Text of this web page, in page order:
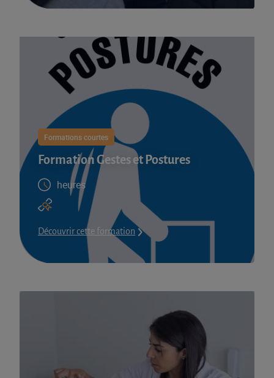
Formations courtes
Formation Gestes et Postures
heures
Découvrir cette formation